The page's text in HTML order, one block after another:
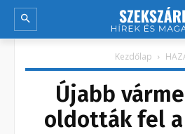
Kezdőlap
Újabb
oldották fel